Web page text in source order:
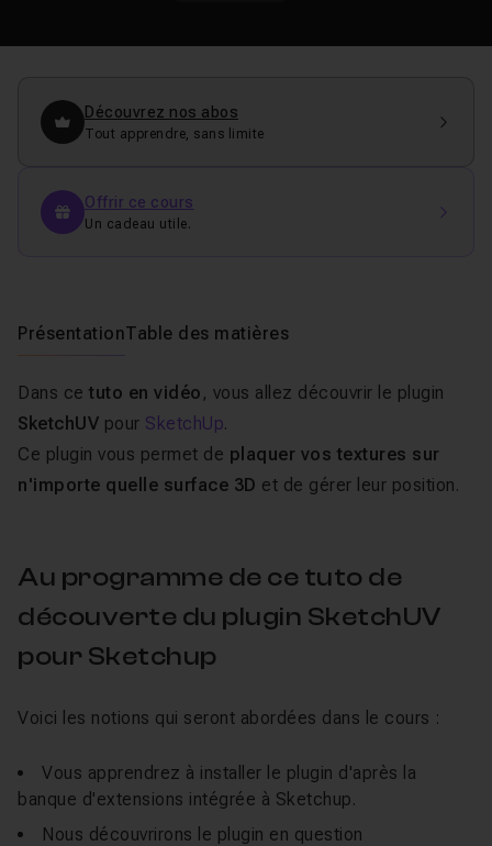
Découvrez nos abos
Tout apprendre, sans limite
Offrir ce cours
Un cadeau utile.
PrésentationTable des matières
Dans ce tuto en vidéo , vous allez découvrir le plugin
SketchUV pour SketchUp.
Ce plugin vous permet de plaquer vos textures sur
n'importe quelle surface 3D et de gérer leur position.
Au programme de ce tuto de
découverte du plugin SketchUV
pour Sketchup
Voici les notions qui seront abordées dans le cours :
Vous apprendrez à installer le plugin d'après la
banque d'extensions intégrée à Sketchup.
Nous découvrirons le plugin en question